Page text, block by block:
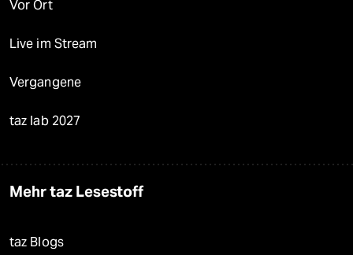
Vor Ort
Live im Stream
Vergangene
taz lab 2027
Mehr taz Lesestoff
taz Blogs